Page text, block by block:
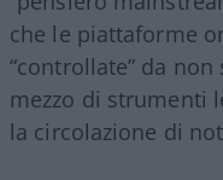
che le piattaforme
“controllate” da
mezzo di strumenti
la circolazione di